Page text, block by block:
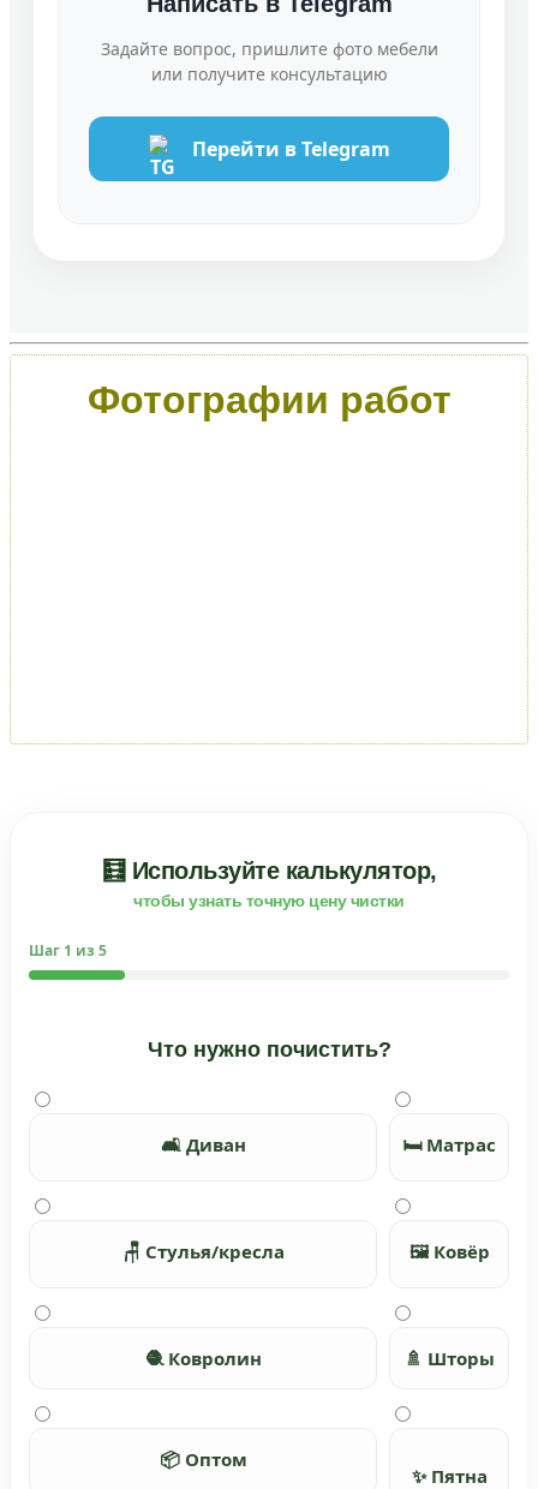
Задайте вопрос, пришлите фото мебели
или получите консультацию
Перейти в Telegram
Фотографии работ
🧮 Используйте калькулятор,
чтобы узнать точную цену чистки
Шаг 1 из 5
Что нужно почистить?
🛋️ Диван 🛏️ Матрас
🪑 Стулья/кресла 🖼️ Ковёр
🧶 Ковролин 🚿 Шторы
📦 Оптом
✨ Пятна